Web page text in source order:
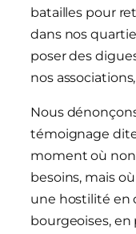
batailles pour
dans nos
poser des
nos
Nous
témoignage
moment où non
besoins, mais
une hostilité en
bourgeoises,